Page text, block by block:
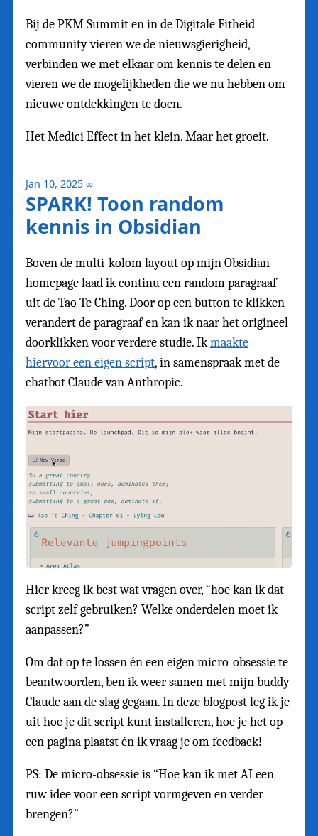
Bij de PKM Summit en in de Digitale Fitheid
community vieren we de nieuwsgierigheid,
verbinden we met elkaar om kennis te delen en
vieren we de mogelijkheden die we nu hebben om
nieuwe ontdekkingen te doen.
Het Medici Effect in het klein. Maar het groeit.
Jan 10, 2025 ∞
SPARK! Toon random
kennis in Obsidian
Boven de multi-kolom layout op mijn Obsidian
homepage laad ik continu een random paragraaf
uit de Tao Te Ching. Door op een button te klikken
verandert de paragraaf en kan ik naar het origineel
doorklikken voor verdere studie. Ikmaakte
hiervoor een eigen script, in samenspraak met de
chatbot Claude van Anthropic.
Hier kreeg ik best wat vragen over, “hoe kan ik dat
script zelf gebruiken? Welke onderdelen moet ik
aanpassen?”
Om dat op te lossen én een eigen micro-obsessie te
beantwoorden, ben ik weer samen met mijn buddy
Claude aan de slag gegaan. In deze blogpost leg ik je
uit hoe je dit script kunt installeren, hoe je het op
een pagina plaatst én ik vraag je om feedback!
PS: De micro-obsessie is “Hoe kan ik met AI een
ruw idee voor een script vormgeven en verder
brengen?”